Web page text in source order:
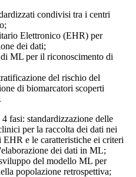
condivisi tra i centri
Elettronico (EHR) per
dei dati;
ML per il riconoscimento di
del rischio del
di biomarcatori scoperti
fasi: standardizzazione delle
per la raccolta dei dati nei
e le caratteristiche ei criteri
dei dati in ML;
del modello ML per
popolazione retrospettiva;